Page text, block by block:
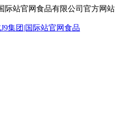
际站官网食品有限公司官方网站